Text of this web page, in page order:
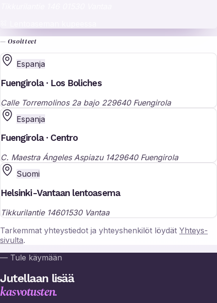
— Osoitteet
Espanja
Fuengirola · Los Boliches
Calle Torremolinos 2a bajo 229640 Fuengirola
Espanja
Fuengirola · Centro
C. Maestra Ángeles Aspiazu 1429640 Fuengirola
Suomi
Helsinki-Vantaan lentoasema
Tikkurilantie 14601530 Vantaa
Tarkemmat yhteystiedot ja yhteyshenkilöt löydät Yhteys-
sivulta.
— Tule käymään
Jutellaan lisää
kasvotusten.